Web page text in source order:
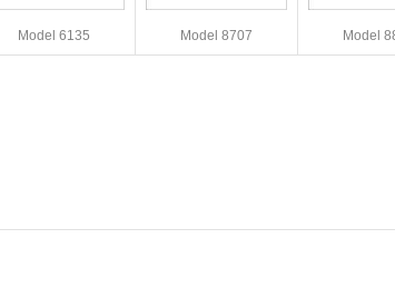
Model 6135 Model 8707 Model